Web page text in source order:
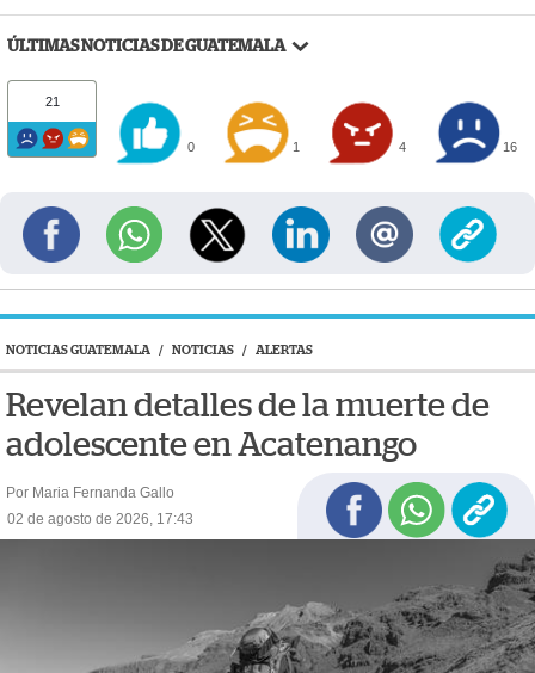
ÚLTIMAS NOTICIAS DE GUATEMALA
21
0 1 4 16
NOTICIAS GUATEMALA / NOTICIAS / ALERTAS
Revelan detalles de la muerte de
adolescente en Acatenango
Por Maria Fernanda Gallo
02 de agosto de 2026, 17:43